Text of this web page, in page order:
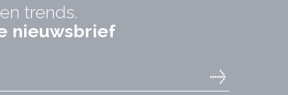
trends.
nieuwsbrief